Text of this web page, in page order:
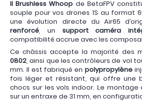
II Brushless Whoop de BetaFPV
souple pour vos drones 1S au format
une évolution directe du Air65
renforcé, un support caméra
compatibilité accrue avec les
Ce châssis accepte la majorité des
0802 , ainsi que les contrôleurs de vol
mm. Il est fabriqué en polypropylène
fois léger et résistant, qui offre une
chocs sur les vols indoor. Le montage
sur un entraxe de 31 mm, en